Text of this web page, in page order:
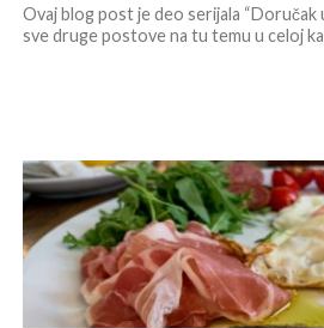
Ovaj blog post je deo serijala “Doručak
sve druge postove na tu temu u celoj